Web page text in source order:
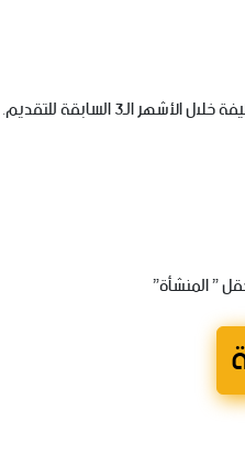
السابقة للتقديم.
” المنشأة”